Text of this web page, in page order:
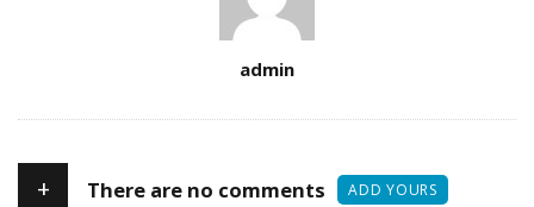
admin
+ There are no comments ADD YOURS